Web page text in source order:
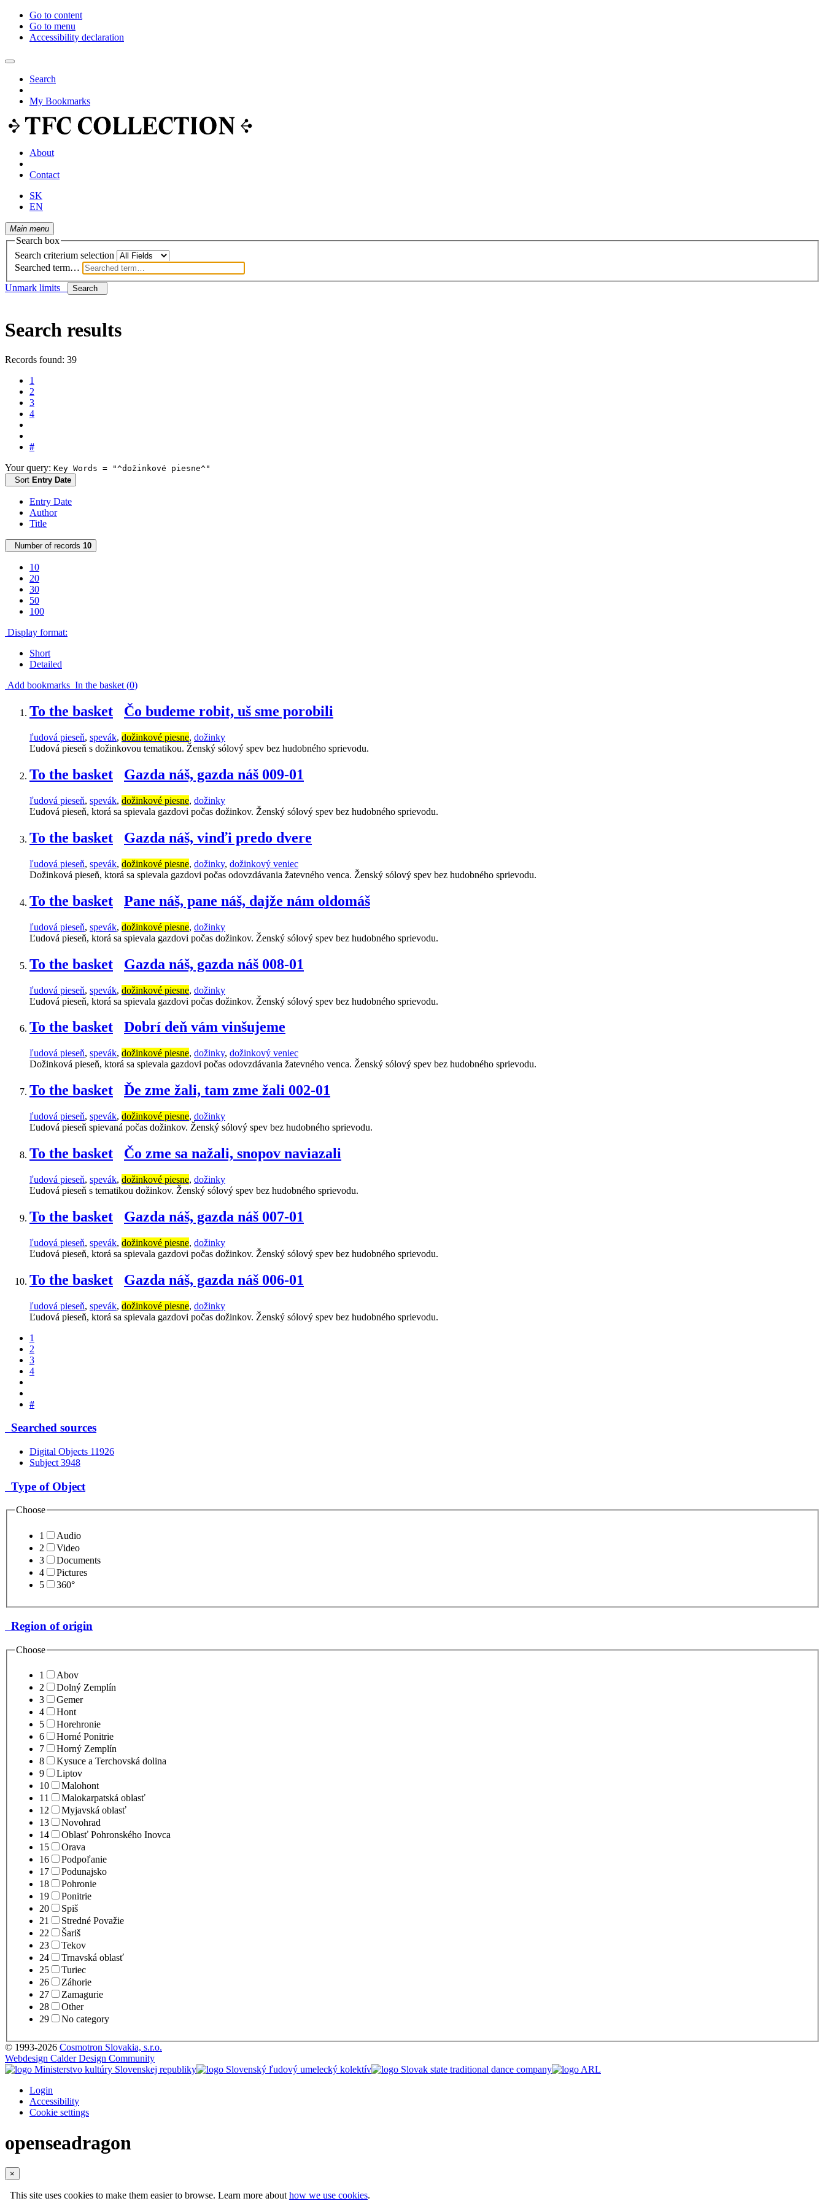
Go to content
Go to menu
Accessibility declaration
Search
My Bookmarks
About
Contact
SK
EN
Main menu
Search box
Search criterium selection
Searched term…
Unmark limits
Search
Search results
Records found: 39
1
2
3
4
#
Your query: Key Words = "^dožinkové piesne^"
Sort Entry Date
Entry Date
Author
Title
Number of records 10
10
20
30
50
100
Display format:
Short
Detailed
Add bookmarks In the basket (0)
To the basket Čo budeme robit, uš sme porobili
ľudová pieseň, spevák, dožinkové piesne, dožinky
Ľudová pieseň s dožinkovou tematikou. Ženský sólový spev bez hudobného sprievodu.
To the basket Gazda náš, gazda náš 009-01
ľudová pieseň, spevák, dožinkové piesne, dožinky
Ľudová pieseň, ktorá sa spievala gazdovi počas dožinkov. Ženský sólový spev bez hudobného sprievodu.
To the basket Gazda náš, vinďi predo dvere
ľudová pieseň, spevák, dožinkové piesne, dožinky, dožinkový veniec
Dožinková pieseň, ktorá sa spievala gazdovi počas odovzdávania žatevného venca. Ženský sólový spev bez hudobného sprievodu.
To the basket Pane náš, pane náš, dajže nám oldomáš
ľudová pieseň, spevák, dožinkové piesne, dožinky
Ľudová pieseň, ktorá sa spievala gazdovi počas dožinkov. Ženský sólový spev bez hudobného sprievodu.
To the basket Gazda náš, gazda náš 008-01
ľudová pieseň, spevák, dožinkové piesne, dožinky
Ľudová pieseň, ktorá sa spievala gazdovi počas dožinkov. Ženský sólový spev bez hudobného sprievodu.
To the basket Dobrí deň vám vinšujeme
ľudová pieseň, spevák, dožinkové piesne, dožinky, dožinkový veniec
Dožinková pieseň, ktorá sa spievala gazdovi počas odovzdávania žatevného venca. Ženský sólový spev bez hudobného sprievodu.
To the basket Ďe zme žali, tam zme žali 002-01
ľudová pieseň, spevák, dožinkové piesne, dožinky
Ľudová pieseň spievaná počas dožinkov. Ženský sólový spev bez hudobného sprievodu.
To the basket Čo zme sa nažali, snopov naviazali
ľudová pieseň, spevák, dožinkové piesne, dožinky
Ľudová pieseň s tematikou dožinkov. Ženský sólový spev bez hudobného sprievodu.
To the basket Gazda náš, gazda náš 007-01
ľudová pieseň, spevák, dožinkové piesne, dožinky
Ľudová pieseň, ktorá sa spievala gazdovi počas dožinkov. Ženský sólový spev bez hudobného sprievodu.
To the basket Gazda náš, gazda náš 006-01
ľudová pieseň, spevák, dožinkové piesne, dožinky
Ľudová pieseň, ktorá sa spievala gazdovi počas dožinkov. Ženský sólový spev bez hudobného sprievodu.
1
2
3
4
#
Searched sources
Digital Objects 11926
Subject 3948
Type of Object
Choose
1
Audio
2
Video
3
Documents
4
Pictures
5
360°
Region of origin
Choose
1
Abov
2
Dolný Zemplín
3
Gemer
4
Hont
5
Horehronie
6
Horné Ponitrie
7
Horný Zemplín
8
Kysuce a Terchovská dolina
9
Liptov
10
Malohont
11
Malokarpatská oblasť
12
Myjavská oblasť
13
Novohrad
14
Oblasť Pohronského Inovca
15
Orava
16
Podpoľanie
17
Podunajsko
18
Pohronie
19
Ponitrie
20
Spiš
21
Stredné Považie
22
Šariš
23
Tekov
24
Trnavská oblasť
25
Turiec
26
Záhorie
27
Zamagurie
28
Other
29
No category
© 1993-2026 Cosmotron Slovakia, s.r.o.
Webdesign Calder Design Community
Login
Accessibility
Cookie settings
openseadragon
×
This site uses cookies to make them easier to browse. Learn more about how we use cookies.